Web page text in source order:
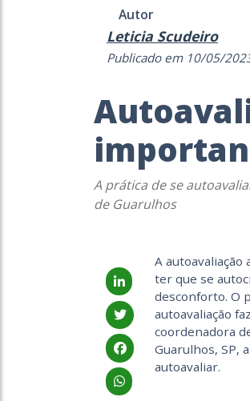
Autor
Leticia Scudeiro
Publicado em 10/05/
A prática de se
de Guarulhos
A
ter que se
desconforto. O
autoavaliação
coordenadora
Guarulhos, SP,
autoavaliar.